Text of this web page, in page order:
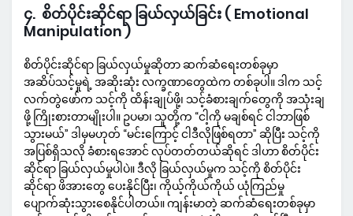
၄. စိတ်ပိုင်းဆိုင်ရာ ခြယ်လှယ်ခြင်း ( Emotional
Manipulation )
စိတ်ပိုင်းဆိုင်ရာ ခြယ်လှယ်မှုဆိုတာ ဆက်ဆံရေးတစ်ခုမှာ
အဆိပ်သင့်မှုရဲ့ အဆိုးဆုံး လက္ခဏာတွေထဲက တစ်ခုပါ။ ဒါက သင့်
လက်တွဲဖော်က သင့်ကို ထိန်းချုပ်ဖို့၊ သင့်ခံစားချက်တွေကို အသုံးချ
ဖို့ ကြိုးစားတာမျိုးပါ။ ဥပမာ၊ သူတို့က “ငါ့ကို မချစ်ရင် ငါဘာဖြစ်
သွားမယ်” ဒါမှမဟုတ် “မင်းကြောင့် ငါဒီလိုဖြစ်ရတာ” ဆိုပြီး သင့်ကို
အပြစ်ရှိသလို ခံစားရအောင် လုပ်တတ်တယ်ဆိုရင် ဒါဟာ စိတ်ပိုင်း
ဆိုင်ရာ ခြယ်လှယ်မှုပါပဲ။ ဒီလို ခြယ်လှယ်မှုက သင့်ကို စိတ်ပိုင်း
ဆိုင်ရာ ဖိအားတွေ ပေးနိုင်ပြီး၊ ကိုယ့်ကိုယ်ကိုယ် ယုံကြည်မှု
ပျောက်ဆုံးသွားစေနိုင်ပါတယ်။ ကျန်းမာတဲ့ ဆက်ဆံရေးတစ်ခုမှာ